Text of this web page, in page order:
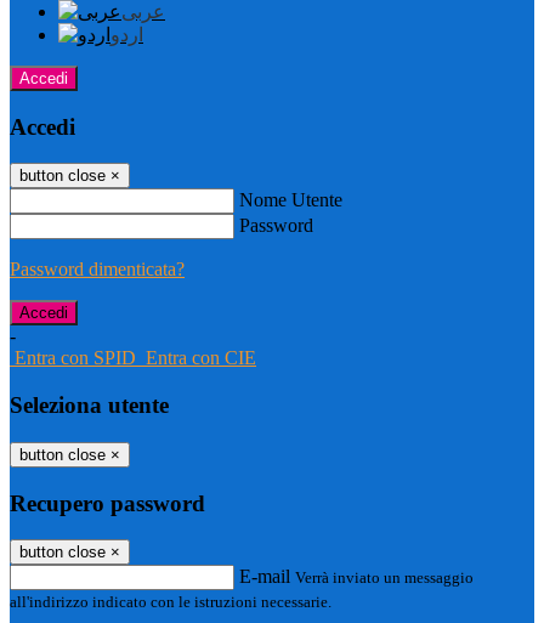
عربى
اردو
Accedi
Accedi
button close ×
Nome Utente
Password
Password dimenticata?
-
Entra con SPID Entra con CIE
Seleziona utente
button close ×
Recupero password
button close ×
E-mail Verrà inviato un messaggio
all'indirizzo indicato con le istruzioni necessarie.